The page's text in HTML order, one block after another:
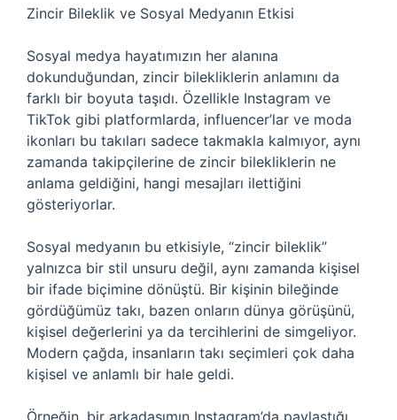
Zincir Bileklik ve Sosyal Medyanın Etkisi
Sosyal medya hayatımızın her alanına
dokunduğundan, zincir bilekliklerin anlamını da
farklı bir boyuta taşıdı. Özellikle Instagram ve
TikTok gibi platformlarda, influencer’lar ve moda
ikonları bu takıları sadece takmakla kalmıyor, aynı
zamanda takipçilerine de zincir bilekliklerin ne
anlama geldiğini, hangi mesajları ilettiğini
gösteriyorlar.
Sosyal medyanın bu etkisiyle, “zincir bileklik”
yalnızca bir stil unsuru değil, aynı zamanda kişisel
bir ifade biçimine dönüştü. Bir kişinin bileğinde
gördüğümüz takı, bazen onların dünya görüşünü,
kişisel değerlerini ya da tercihlerini de simgeliyor.
Modern çağda, insanların takı seçimleri çok daha
kişisel ve anlamlı bir hale geldi.
Örneğin, bir arkadaşımın Instagram’da paylaştığı